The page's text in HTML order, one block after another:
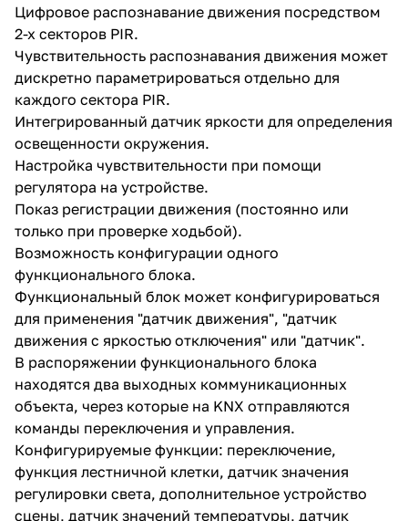
Цифровое распознавание движения посредством
2-х секторов PIR.
Чувствительность распознавания движения может
дискретно параметрироваться отдельно для
каждого сектора PIR.
Интегрированный датчик яркости для определения
освещенности окружения.
Настройка чувствительности при помощи
регулятора на устройстве.
Показ регистрации движения (постоянно или
только при проверке ходьбой).
Возможность конфигурации одного
функционального блока.
Функциональный блок может конфигурироваться
для применения "датчик движения", "датчик
движения с яркостью отключения" или "датчик".
В распоряжении функционального блока
находятся два выходных коммуникационных
объекта, через которые на KNX отправляются
команды переключения и управления.
Конфигурируемые функции: переключение,
функция лестничной клетки, датчик значения
регулировки света, дополнительное устройство
сцены, датчик значений температуры, датчик